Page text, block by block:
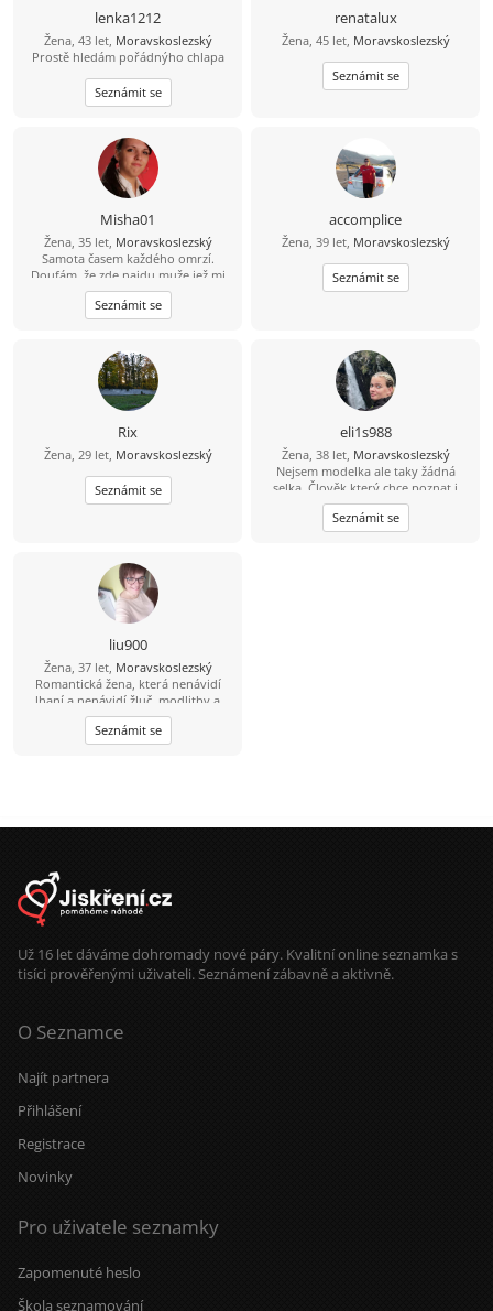
lenka1212
Žena, 43 let, Moravskoslezský
Prostě hledám pořádnýho chlapa
Seznámit se
renatalux
Žena, 45 let, Moravskoslezský
Seznámit se
Misha01
Žena, 35 let, Moravskoslezský
Samota časem každého omrzí.
Doufám, že zde najdu muže jež mi
pomuže tu samotu odehnat.
Seznámit se
accomplice
Žena, 39 let, Moravskoslezský
Seznámit se
Rix
Žena, 29 let, Moravskoslezský
Seznámit se
eli1s988
Žena, 38 let, Moravskoslezský
Nejsem modelka ale taky žádná
selka. Člověk který chce poznat i
něco jiného nebo pravého:)
Seznámit se
liu900
Žena, 37 let, Moravskoslezský
Romantická žena, která nenávidí
lhaní a nenávidí žluč, modlitby a
strach z Boha, tichá a láskyplná,
hledá stabilitu a šťastný život.
Seznámit se
Už 16 let dáváme dohromady nové páry. Kvalitní online seznamka s
tisíci prověřenými uživateli. Seznámení zábavně a aktivně.
O Seznamce
Najít partnera
Přihlášení
Registrace
Novinky
Pro uživatele seznamky
Zapomenuté heslo
Škola seznamování